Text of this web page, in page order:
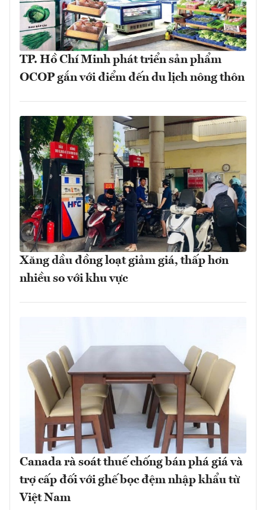
TP. Hồ Chí Minh phát triển sản phẩm
OCOP gắn với điểm đến du lịch nông thôn
Xăng dầu đồng loạt giảm giá, thấp hơn
nhiều so với khu vực
Canada rà soát thuế chống bán phá giá và
trợ cấp đối với ghế bọc đệm nhập khẩu từ
Việt Nam